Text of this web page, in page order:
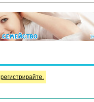
регистрирайте.